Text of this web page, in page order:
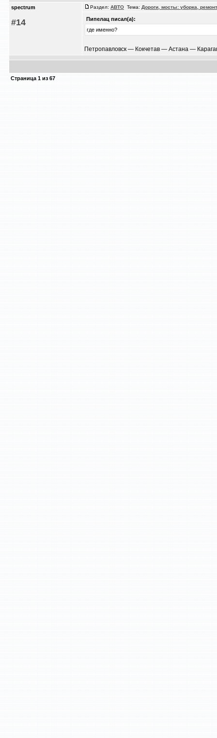
spectrum
#14
Раздел: АВТО Тема: Дороги, мосты: уборка,
Пипелац писал(а):
где именно?
Петропавловск — Кокчетав — Астана —
Страница 1 из 67